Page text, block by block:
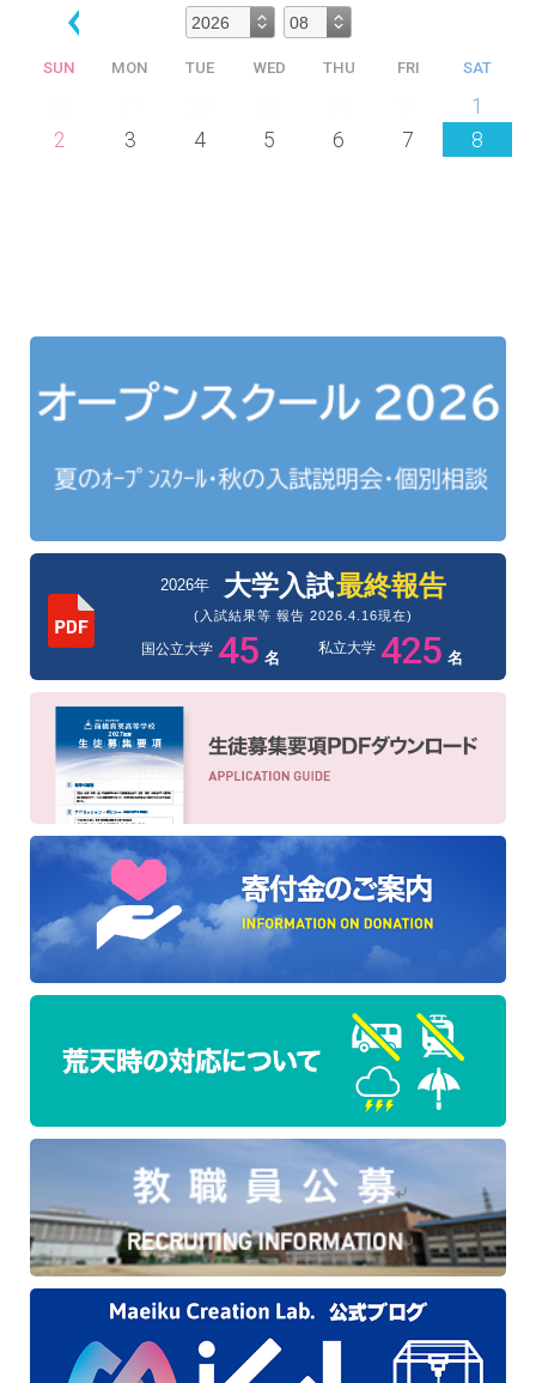
SUN MON TUE WED THU FRI SAT
1
2
3 4 5 6 7 8
2026年 大学入試最終報告
(入試結果等 報告 2026.4.16現在)
国公立大学 45 名
私立大学 425 名